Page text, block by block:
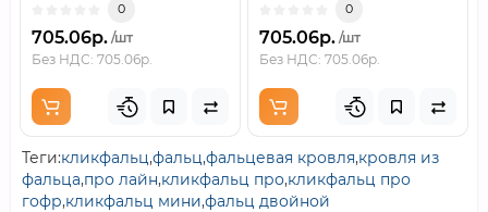
0
705.06р. /шт
Без НДС: 705.06р.
0
705.06р. /шт
Без НДС: 705.06р.
Теги:кликфальц,фальц,фальцевая кровля,кровля из
фальца,про лайн,кликфальц про,кликфальц про
гофр,кликфальц мини,фальц двойной